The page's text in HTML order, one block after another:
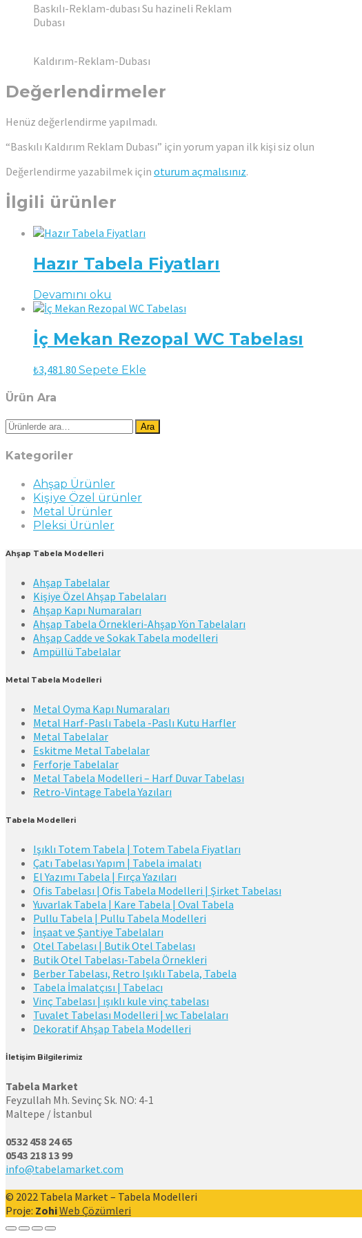
Baskılı-Reklam-dubası Su hazineli Reklam
Dubası
Kaldırım-Reklam-Dubası
Değerlendirmeler
Henüz değerlendirme yapılmadı.
“Baskılı Kaldırım Reklam Dubası” için yorum yapan ilk kişi siz olun
Değerlendirme yazabilmek için oturum açmalısınız.
İlgili ürünler
Hazır Tabela Fiyatları
Devamını oku
İç Mekan Rezopal WC Tabelası
₺3,481.80 Sepete Ekle
Ürün Ara
Ara: Ara
Kategoriler
Ahşap Ürünler
Kişiye Özel ürünler
Metal Ürünler
Pleksi Ürünler
Ahşap Tabela Modelleri
Ahşap Tabelalar
Kişiye Özel Ahşap Tabelaları
Ahşap Kapı Numaraları
Ahşap Tabela Örnekleri-Ahşap Yön Tabelaları
Ahşap Cadde ve Sokak Tabela modelleri
Ampüllü Tabelalar
Metal Tabela Modelleri
Metal Oyma Kapı Numaraları
Metal Harf-Paslı Tabela -Paslı Kutu Harfler
Metal Tabelalar
Eskitme Metal Tabelalar
Ferforje Tabelalar
Metal Tabela Modelleri – Harf Duvar Tabelası
Retro-Vintage Tabela Yazıları
Tabela Modelleri
Işıklı Totem Tabela | Totem Tabela Fiyatları
Çatı Tabelası Yapım | Tabela imalatı
El Yazımı Tabela | Fırça Yazıları
Ofis Tabelası | Ofis Tabela Modelleri | Şirket Tabelası
Yuvarlak Tabela | Kare Tabela | Oval Tabela
Pullu Tabela | Pullu Tabela Modelleri
İnşaat ve Şantiye Tabelaları
Otel Tabelası | Butik Otel Tabelası
Butik Otel Tabelası-Tabela Örnekleri
Berber Tabelası, Retro Işıklı Tabela, Tabela
Tabela İmalatçısı | Tabelacı
Vinç Tabelası | ışıklı kule vinç tabelası
Tuvalet Tabelası Modelleri | wc Tabelaları
Dekoratif Ahşap Tabela Modelleri
İletişim Bilgilerimiz
Tabela Market
Feyzullah Mh. Sevinç Sk. NO: 4-1
Maltepe / İstanbul
0532 458 24 65
0543 218 13 99
info@tabelamarket.com
© 2022 Tabela Market – Tabela Modelleri
Proje: ZohiWeb Çözümleri